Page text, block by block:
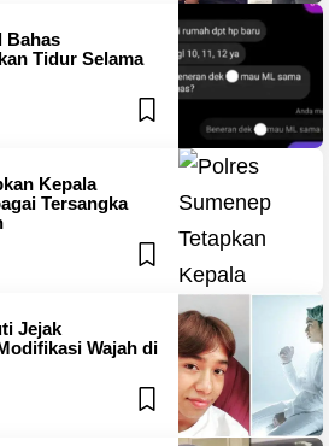
Bahas
Tidur Selama
Kepala
Tersangka
Jejak
Wajah di